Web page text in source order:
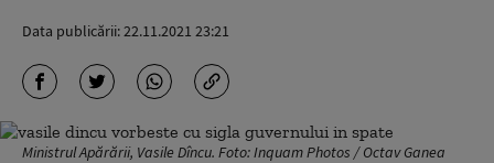
Data publicării:22.11.2021 23:21
Ministrul Apărării, Vasile Dîncu. Foto: Inquam Photos / Octav Ganea